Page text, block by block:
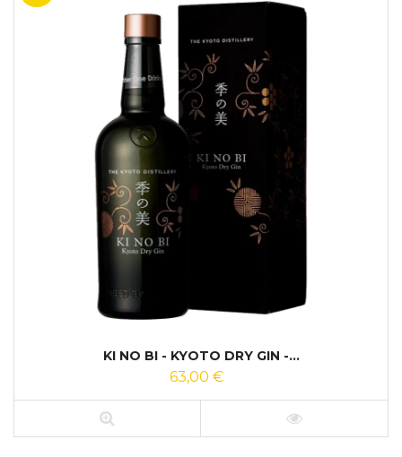
KI NO BI - KYOTO DRY GIN -...
63,00 €